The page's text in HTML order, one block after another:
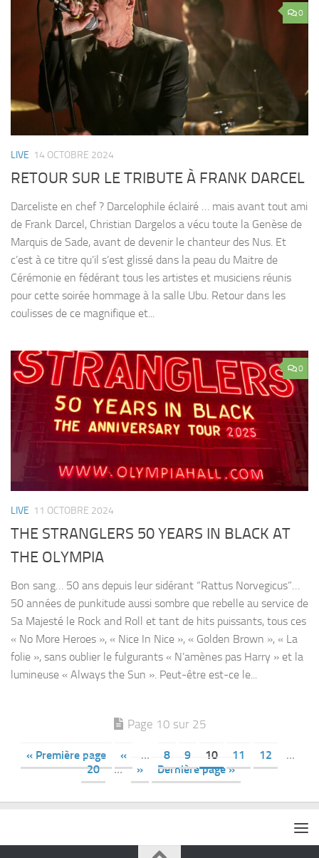
0
LIVE 14 OCTOBRE 2024
RETOUR SUR LE TRIBUTE À FRANK DARCEL
Darceliste en chef ? Darcelophile éclairé … mais avant tout ami
de Frank Darcel, Christian Dargelos a vécu toute la Genèse de
Marquis de Sade, avant de devenir le chanteur des Nus. Et
c’est à ce titre qu’il s’est glissé dans la peau du Maitre de
Cérémonie en fédérant tous les artistes et musiciens réunis
pour cette soirée hommage à la salle Ubu. Retour dans les
coulisses de ce magnifique et...
0
LIVE 11 OCTOBRE 2024
THE STRANGLERS 50 YEARS IN BLACK AT
THE OLYMPIA
Bon sang… 50 ans depuis leur sidérant “Rattus Norvegicus”…
50 années de punkitude aussi sombre que rebelle au service de
Sa Majesté le Rock and Roll et tant de hits puissants, tous ces
« No More Heroes », « Nice In Nice », « Golden Brown », « La
folie », sans oublier le fulgurants « N’amènes pas Harry » et la
lumineuse « Always the Sun ». Peut-être est-ce le...
Page 10 sur 25
« Première page « … 8 9 10 11 12
…
20
… » Dernière page »